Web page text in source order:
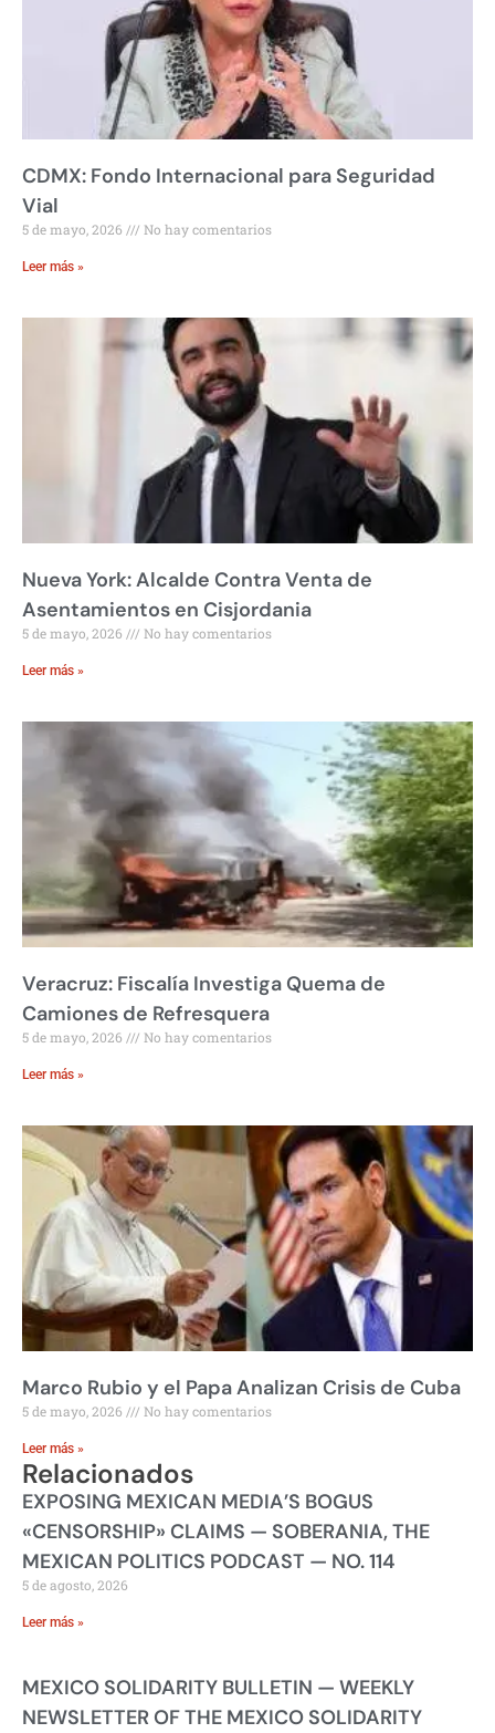
CDMX: Fondo Internacional para Seguridad
Vial
5 de mayo, 2026 No hay comentarios
Leer más »
Nueva York: Alcalde Contra Venta de
Asentamientos en Cisjordania
5 de mayo, 2026 No hay comentarios
Leer más »
Veracruz: Fiscalía Investiga Quema de
Camiones de Refresquera
5 de mayo, 2026 No hay comentarios
Leer más »
Marco Rubio y el Papa Analizan Crisis de Cuba
5 de mayo, 2026 No hay comentarios
Leer más »
Relacionados
EXPOSING MEXICAN MEDIA’S BOGUS
«CENSORSHIP» CLAIMS — SOBERANIA, THE
MEXICAN POLITICS PODCAST — NO. 114
5 de agosto, 2026
Leer más »
MEXICO SOLIDARITY BULLETIN — WEEKLY
NEWSLETTER OF THE MEXICO SOLIDARITY